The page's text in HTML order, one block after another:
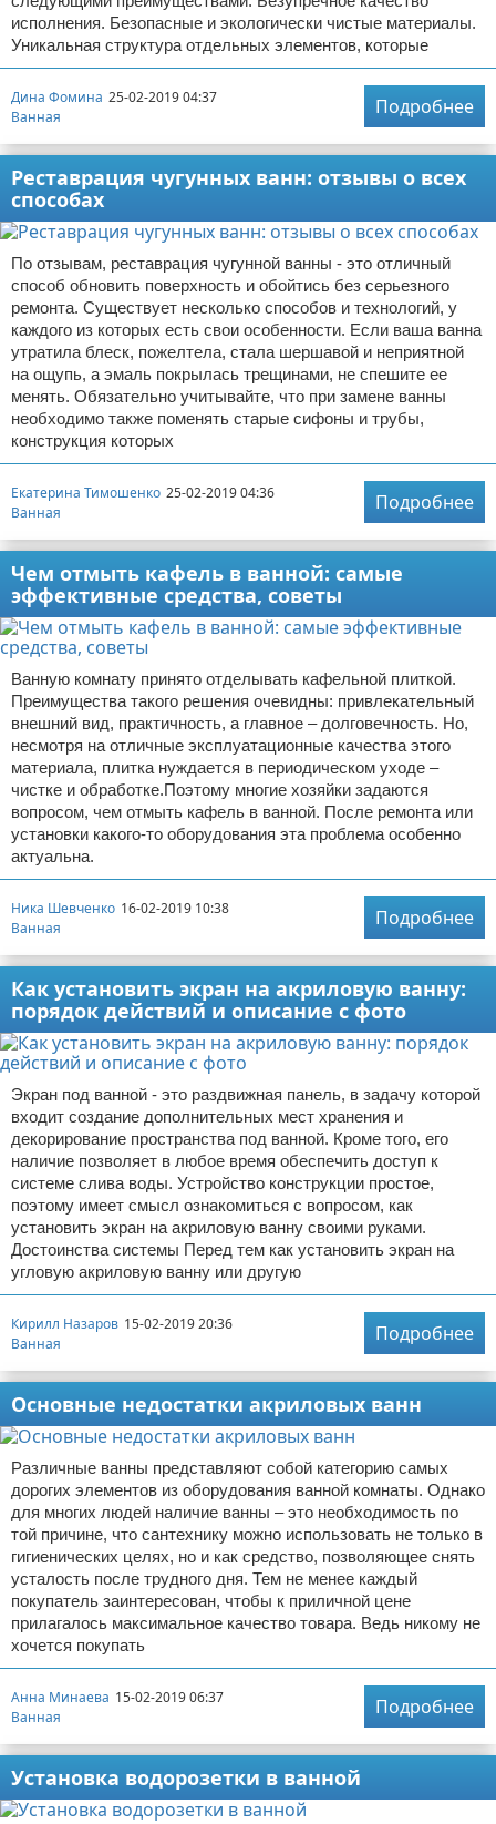
исполнения. Безопасные и экологически чистые материалы.
Уникальная структура отдельных элементов, которые
Дина Фомина 25-02-2019 04:37
Ванная
Подробнее
Реставрация чугунных ванн: отзывы о всех
способах
По отзывам, реставрация чугунной ванны - это отличный
способ обновить поверхность и обойтись без серьезного
ремонта. Существует несколько способов и технологий, у
каждого из которых есть свои особенности. Если ваша ванна
утратила блеск, пожелтела, стала шершавой и неприятной
на ощупь, а эмаль покрылась трещинами, не спешите ее
менять. Обязательно учитывайте, что при замене ванны
необходимо также поменять старые сифоны и трубы,
конструкция которых
Екатерина Тимошенко 25-02-2019 04:36
Ванная
Подробнее
Чем отмыть кафель в ванной: самые
эффективные средства, советы
Ванную комнату принято отделывать кафельной плиткой.
Преимущества такого решения очевидны: привлекательный
внешний вид, практичность, а главное – долговечность. Но,
несмотря на отличные эксплуатационные качества этого
материала, плитка нуждается в периодическом уходе –
чистке и обработке.Поэтому многие хозяйки задаются
вопросом, чем отмыть кафель в ванной. После ремонта или
установки какого-то оборудования эта проблема особенно
актуальна.
Ника Шевченко 16-02-2019 10:38
Ванная
Подробнее
Как установить экран на акриловую ванну:
порядок действий и описание с фото
Экран под ванной - это раздвижная панель, в задачу которой
входит создание дополнительных мест хранения и
декорирование пространства под ванной. Кроме того, его
наличие позволяет в любое время обеспечить доступ к
системе слива воды. Устройство конструкции простое,
поэтому имеет смысл ознакомиться с вопросом, как
установить экран на акриловую ванну своими руками.
Достоинства системы Перед тем как установить экран на
угловую акриловую ванну или другую
Кирилл Назаров 15-02-2019 20:36
Ванная
Подробнее
Основные недостатки акриловых ванн
Различные ванны представляют собой категорию самых
дорогих элементов из оборудования ванной комнаты. Однако
для многих людей наличие ванны – это необходимость по
той причине, что сантехнику можно использовать не только в
гигиенических целях, но и как средство, позволяющее снять
усталость после трудного дня. Тем не менее каждый
покупатель заинтересован, чтобы к приличной цене
прилагалось максимальное качество товара. Ведь никому не
хочется покупать
Анна Минаева 15-02-2019 06:37
Ванная
Подробнее
Установка водорозетки в ванной